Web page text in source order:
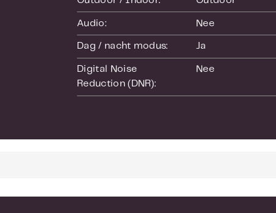
Audio: Nee
Dag / nacht modus: Ja
Digital Noise
Reduction (DNR):
Nee